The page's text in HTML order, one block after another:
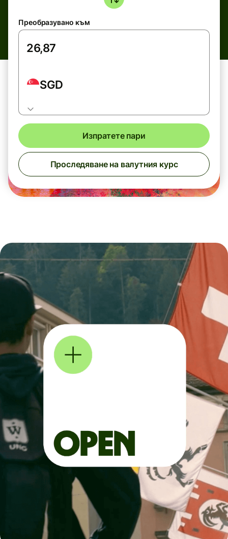
Преобразувано към
SGD
Изпратете пари
Проследяване на валутния курс